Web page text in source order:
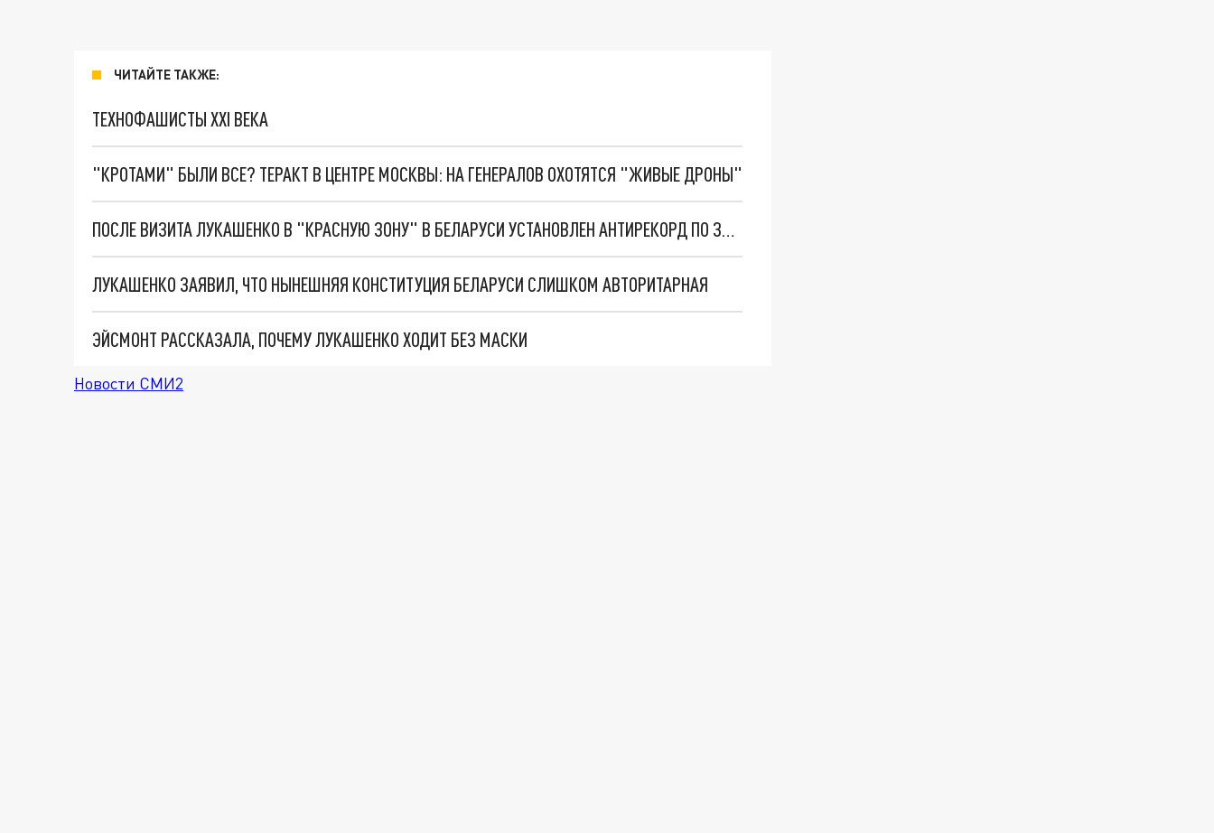
ЧИТАЙТЕ ТАКЖЕ:
ТЕХНОФАШИСТЫ XXI ВЕКА
"КРОТАМИ" БЫЛИ ВСЕ? ТЕРАКТ В ЦЕНТРЕ МОСКВЫ: НА ГЕНЕРАЛОВ ОХОТЯТСЯ "ЖИВЫЕ ДРОНЫ"
ПОСЛЕ ВИЗИТА ЛУКАШЕНКО В "КРАСНУЮ ЗОНУ" В БЕЛАРУСИ УСТАНОВЛЕН АНТИРЕКОРД ПО ЗАБОЛЕВАЕМОСТИ COVID-19
ЛУКАШЕНКО ЗАЯВИЛ, ЧТО НЫНЕШНЯЯ КОНСТИТУЦИЯ БЕЛАРУСИ СЛИШКОМ АВТОРИТАРНАЯ
ЭЙСМОНТ РАССКАЗАЛА, ПОЧЕМУ ЛУКАШЕНКО ХОДИТ БЕЗ МАСКИ
Новости СМИ2